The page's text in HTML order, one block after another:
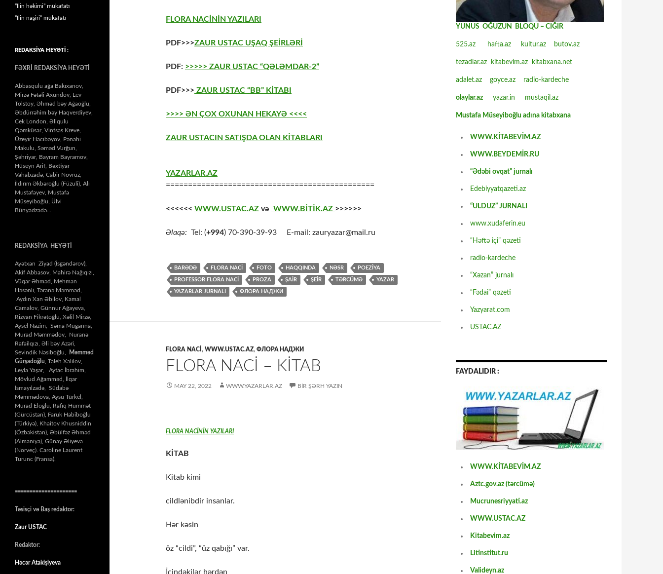
FLORA NACİNİN YAZILARI
PDF>>>ZAUR USTAC UŞAQ ŞEİRLƏRİ
PDF: >>>>> ZAUR USTAC “QƏLƏMDAR-2”
PDF>>> ZAUR USTAC “BB” KİTABI
>>>> ƏN ÇOX OXUNAN HEKAYƏ <<<<
ZAUR USTACIN SATIŞDA OLAN KİTABLARI
YAZARLAR.AZ
===============================================
<<<<<< WWW.USTAC.AZ və WWW.BİTİK.AZ >>>>>>
Əlaqə: Tel: (+994) 70-390-39-93 E-mail: zauryazar@mail.ru
BARƏDƏ FLORA NACİ FOTO HAQQINDA NƏSR POEZİYA
PROFESSOR FLORA NACİ PROZA ŞAİR ŞEİR TƏRCÜMƏ YAZAR
YAZARLAR JURNALI ФЛОРА НАДЖИ
FLORA NACİ , WWW.USTAC.AZ, ФЛОРА НАДЖИ
FLORA NACİ – KİTAB
MAY 22, 2022 WWW.YAZARLAR.AZ BIR ŞƏRH YAZIN
FLORA NACİNİN YAZILARI
KİTAB
Kitab kimi
cildlənibdir insanlar.
Hər kəsin
öz “cildi”, “üz qabığı” var.
İçindəkilər hərdən
YUNUS OĞUZUN BLOQU – CIĞIR
525.az hafta.az kultur.az butov.az
tezadlar.az kitabevim.az kitabxana.net
adalet.az goyce.az radio-kardeche
olaylar.az yazar.in mustaqil.az
Mustafa Müseyiboğlu adına kitabxana
WWW.KİTABEVİM.AZ
WWW.BEYDEMİR.RU
“Ədəbi ovqat” jurnalı
Edebiyyatqazeti.az
“ULDUZ” JURNALI
www.xudaferin.eu
“Həftə içi” qəzeti
radio-kardeche
“Xəzan” jurnalı
“Fədai” qəzeti
Yazyarat.com
USTAC.AZ
FAYDALIDIR :
WWW.KİTABEVİM.AZ
Aztc.gov.az (tərcümə)
Mucrunesriyyati.az
WWW.USTAC.AZ
Kitabevim.az
Litinstitut.ru
Valideyn.az
“İlin həkimi” mükafatı
“İlin naşiri” mükafatı
REDAKSİYA HEYƏTİ :
FƏXRİ REDAKSİYA HEYƏTİ
Abbasqulu ağa Bakıxanov,
Mirzə Fətəli Axundov, Lev
Tolstoy, Əhməd bəy Ağaoğlu,
Əbdürrəhim bəy Haqverdiyev,
Cek London, Əliqulu
Qəmküsar, Vintsas Kreve,
Üzeyir Hacıbəyov, Pənahi
Makulu, Səməd Vurğun,
Şəhriyar, Bayram Bayramov,
Hüseyn Arif, Bəxtiyar
Vahabzadə, Cabir Novruz,
İldırım Əkbəroğlu (Füzuli), Alı
Mustafayev, Mustafa
Müseyiboğlu, Ülvi
Bünyadzadə…
REDAKSİYA HEYƏTİ
Ayətxan Ziyad (İsgəndərov),
Akif Abbasov, Mahirə Nağıqızı,
Vüqar Əhməd, Mehman
Həsənli, Təranə Məmməd,
Aydın Xan Əbilov, Kamal
Camalov, Günnur Ağayeva,
Rizvan Fikrətoğlu, Xəlil Mirzə,
Aysel Nazim, Səma Muğanna,
Murad Məmmədov, Nuranə
Rafailqızı, Əli bəy Azəri,
Sevindik Nəsiboğlu,
Məmməd
Gürşadoğlu , Taleh Xəlilov,
Leyla Yaşar, Aytac İbrahim,
Mövlud Ağamməd, İlqar
İsmayılzadə, Südabə
Məmmədova, Aysu Türkel,
Murad Eloğlu, Rafiq Hümmət
(Gürcüstan), Faruk Habiboğlu
(Türkiyə), Khaitov Khusniddin
(Özbəkistan), Əbülfəz Əhməd
(Almaniya), Günay Əliyeva
(Norveç). Caroline Laurent
Turunc (Fransa).
=====================
Təsisçi və Baş redaktor:
Zaur USTAC
Redaktor:
Həcər Atakişiyeva